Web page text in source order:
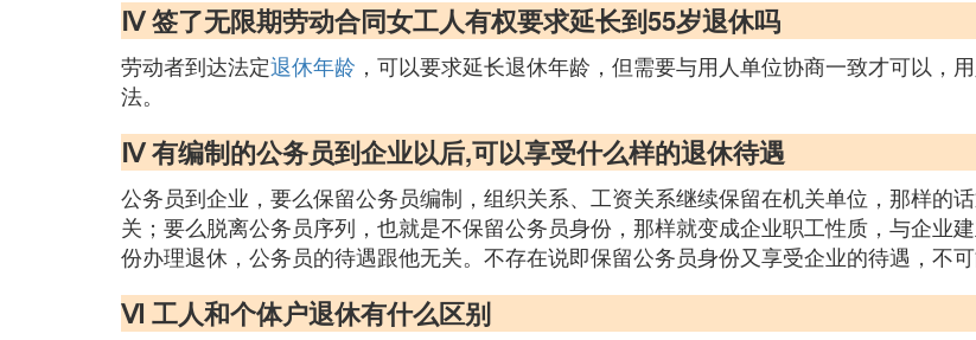
Ⅳ 签了无限期劳动合同女工人有权要求延长到55岁退休吗
劳动者到达法定退休年龄 ，可以要求延长退休年龄，但需要与用人单位协商一致才可以，
法。
Ⅳ 有编制的公务员到企业以后,可以享受什么样的退休待遇
公务员到企业，要么保留公务员编制，组织关系、工资关系继续保留在机关单位，那样的
关；要么脱离公务员序列，也就是不保留公务员身份，那样就变成企业职工性质，与企业
份办理退休，公务员的待遇跟他无关。不存在说即保留公务员身份又享受企业的待遇，不可
Ⅵ 工人和个体户退休有什么区别